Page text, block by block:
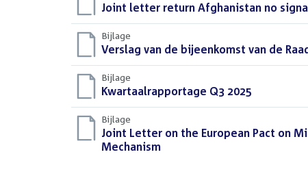
Download
bestand:
Joint letter return Afghanistan no
Bijlage
Download
bestand:
Verslag van de bijeenkomst van de
Bijlage
Download
bestand:
Kwartaalrapportage Q3 2025
Bijlage
Download
bestand:
Joint Letter on the European Pact on
Mechanism